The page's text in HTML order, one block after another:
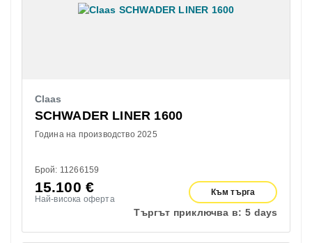
Claas
SCHWADER LINER 1600
Година на производство 2025
Брой: 11266159
15.100 €
Най-висока оферта
Към търга
Търгът приключва в: 5 days